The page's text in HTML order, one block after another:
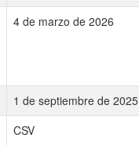
4 de marzo de 2026
1 de septiembre de 2025
CSV